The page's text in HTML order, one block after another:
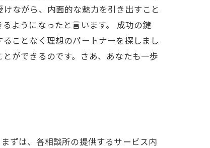
ながら、内面的な魅力を引き出すこと
ようになったと言います。 成功の鍵
ことなく理想のパートナーを探しまし
ができるのです。さあ、あなたも一歩
ずは、各相談所の提供するサービス内